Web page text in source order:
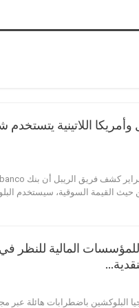
وأمريكا اللاتينية يتستخدم
من حيث القيمة السوقية، سيستخدم
المالية للنظر
البلوكشين باضطرابات هائلة عبر